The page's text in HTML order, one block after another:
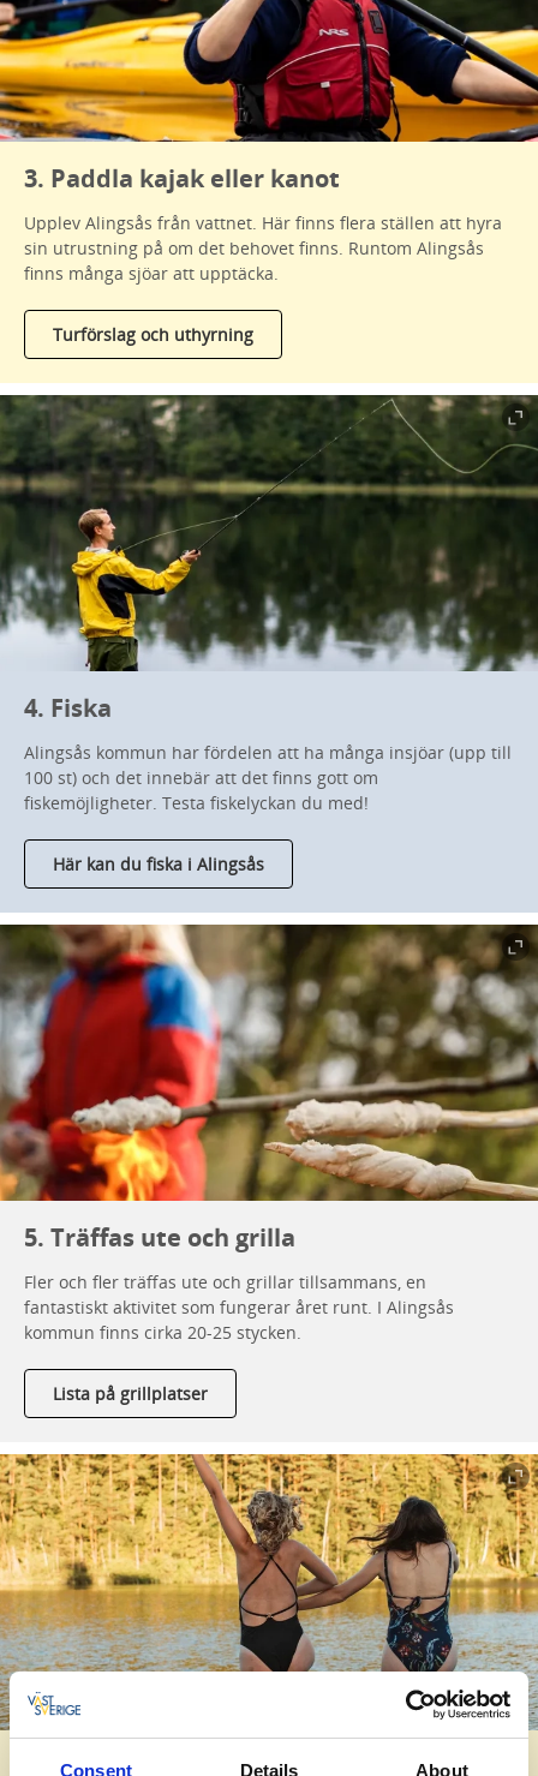
Consent Details About
3. Paddla kajak eller kanot
Upplev Alingsås från vattnet. Här finns flera ställen att hyra
sin utrustning på om det behovet finns. Runtom Alingsås
finns många sjöar att upptäcka.
Turförslag och uthyrning
4. Fiska
Alingsås kommun har fördelen att ha många insjöar (upp till
100 st) och det innebär att det finns gott om
fiskemöjligheter. Testa fiskelyckan du med!
Här kan du fiska i Alingsås
5. Träffas ute och grilla
Fler och fler träffas ute och grillar tillsammans, en
fantastiskt aktivitet som fungerar året runt. I Alingsås
kommun finns cirka 20-25 stycken.
Lista på grillplatser